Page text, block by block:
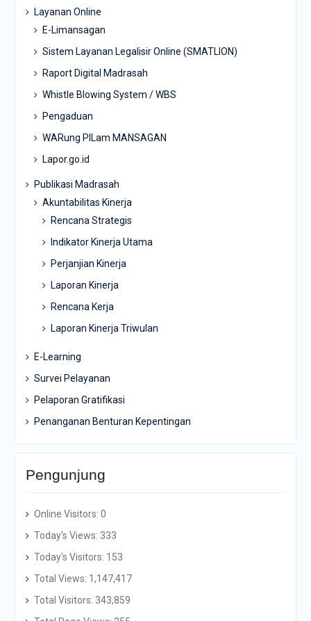
Layanan Online
E-Limansagan
Sistem Layanan Legalisir Online (SMATLION)
Raport Digital Madrasah
Whistle Blowing System / WBS
Pengaduan
WARung PILam MANSAGAN
Lapor.go.id
Publikasi Madrasah
Akuntabilitas Kinerja
Rencana Strategis
Indikator Kinerja Utama
Perjanjian Kinerja
Laporan Kinerja
Rencana Kerja
Laporan Kinerja Triwulan
E-Learning
Survei Pelayanan
Pelaporan Gratifikasi
Penanganan Benturan Kepentingan
Pengunjung
Online Visitors: 0
Today's Views: 333
Today's Visitors: 153
Total Views: 1,147,417
Total Visitors: 343,859